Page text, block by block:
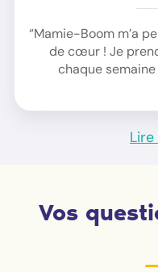
“Mamie-Boom m’a
de cœur ! Je
chaque
Lire
Vos